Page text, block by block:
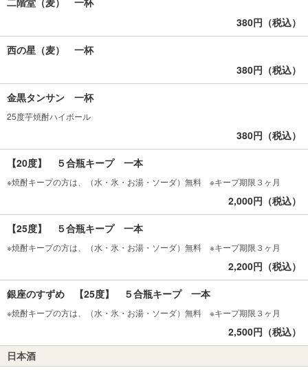
380円（税込）
西の星（麦） 一杯
380円（税込）
金黒タンサン 一杯
25度芋焼酎ハイボール
380円（税込）
【20度】 ５合瓶キープ 一本
※焼酎キープの方は、（水・氷・お湯・ソーダ）無料 ※キープ期限３ヶ月
2,000円（税込）
【25度】 ５合瓶キープ 一本
※焼酎キープの方は、（水・氷・お湯・ソーダ）無料 ※キープ期限３ヶ月
2,200円（税込）
銀座のすずめ 【25度】 ５合瓶キープ 一本
※焼酎キープの方は、（水・氷・お湯・ソーダ）無料 ※キープ期限３ヶ月
2,500円（税込）
日本酒